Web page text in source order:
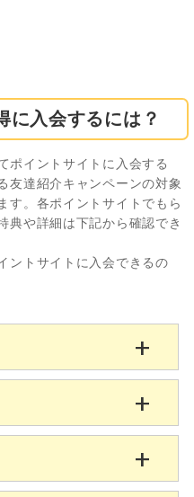
に入会するには？
ポイントサイトに入会する
友達紹介キャンペーンの対象
す。各ポイントサイトでもら
典や詳細は下記から確認でき
ントサイトに入会できるの